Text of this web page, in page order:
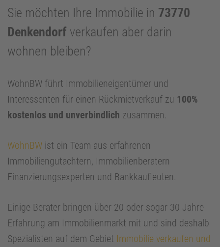
Sie möchten Ihre Immobilie in 73770
Denkendorf verkaufen aber darin
wohnen bleiben?
WohnBW führt Immobilieneigentümer und
Interessenten für einen Rückmietverkauf zu 100%
kostenlos und unverbindlich zusammen.
WohnBW ist ein Team aus erfahrenen
Immobiliengutachtern, Immobilienberatern
Finanzierungsexperten und Bankkaufleuten.
Einige Berater bringen über 20 oder sogar 30 Jahre
Erfahrung am Immobilienmarkt mit und sind deshalb
Spezialisten auf dem Gebiet Immobilie verkaufen und